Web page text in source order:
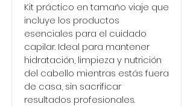
Kit práctico en tamaño viaje que
incluye los productos
esenciales para el cuidado
capilar. Ideal para mantener
hidratación, limpieza y nutrición
del cabello mientras estás fuera
de casa, sin sacrificar
resultados profesionales.